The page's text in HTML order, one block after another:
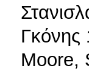
Γκόνης
Moore,